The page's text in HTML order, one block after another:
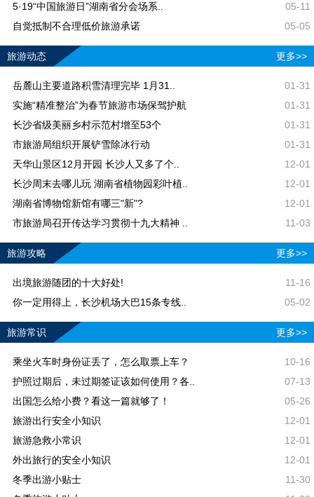
5·19“中国旅游日”湖南省分会场系..
05-11
自觉抵制不合理低价旅游承诺
05-05
旅游动态 更多>>
岳麓山主要道路积雪清理完毕 1月31..
01-31
实施“精准整治”为春节旅游市场保驾护航
01-31
长沙省级美丽乡村示范村增至53个
01-31
市旅游局组织开展铲雪除冰行动
01-31
天华山景区12月开园 长沙人又多了个..
12-01
长沙周末去哪儿玩 湖南省植物园彩叶植..
12-01
湖南省博物馆新馆有哪三"新"?
12-01
市旅游局召开传达学习贯彻十九大精神 ..
11-03
旅游攻略 更多>>
出境旅游随团的十大好处!
11-16
你一定用得上，长沙机场大巴15条专线..
05-02
旅游常识 更多>>
乘坐火车时身份证丢了，怎么取票上车？
10-16
护照过期后，未过期签证该如何使用？各..
07-13
出国怎么给小费？看这一篇就够了！
05-26
旅游出行安全小知识
12-01
旅游急救小常识
12-01
外出旅行的安全小知识
12-01
冬季出游小贴士
11-30